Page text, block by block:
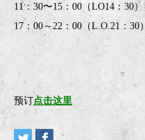
11：30〜15：00（LO14：30）
17：00～22：00（L.O.21：30）
预订点击这里